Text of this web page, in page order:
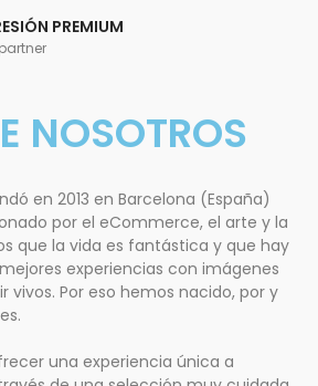
PREMIUM
NOSOTROS
en 2013 en Barcelona (España)
por el eCommerce, el arte y la
que la vida es fantástica y que hay
experiencias con imágenes
vivos. Por eso hemos nacido, por y
una experiencia única a